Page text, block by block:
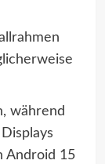
während
Android 15